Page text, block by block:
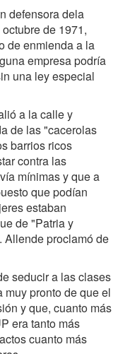
defensora dela
de 1971,
de enmienda a la
empresa podría
una ley especial
a la calle y
de las "cacerolas
barrios ricos
contra las
mínimas y que a
que podían
estaban
de "Patria y
Allende proclamó de
seducir a las clases
muy pronto de que el
y que, cuanto más
era tanto más
cuanto más